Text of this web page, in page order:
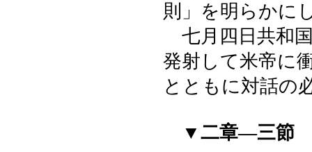
則」を明らかに
七月四日共和
発射して米帝に
とともに対話の
▼二章―三節